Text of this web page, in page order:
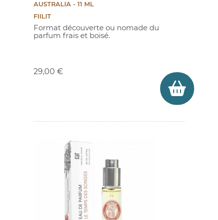
AUSTRALIA - 11 ML
FIILIT
Format découverte ou nomade du
parfum frais et boisé.
29,00 €